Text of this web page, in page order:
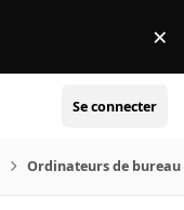
×
Se connecter
Ordinateurs de bureau